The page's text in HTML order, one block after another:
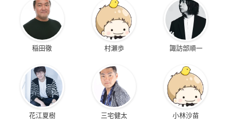
稲田徹 村瀬歩 諏訪部順一
花江夏樹 三宅健太 小林沙苗